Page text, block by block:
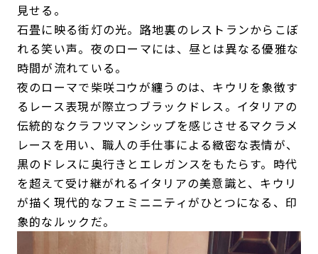
見せる。
石畳に映る街灯の光。路地裏のレストランからこぼ
れる笑い声。夜のローマには、昼とは異なる優雅な
時間が流れている。
夜のローマで柴咲コウが纏うのは、キウリを象徴す
るレース表現が際立つブラックドレス。イタリアの
伝統的なクラフツマンシップを感じさせるマクラメ
レースを用い、職人の手仕事による緻密な表情が、
黒のドレスに奥行きとエレガンスをもたらす。時代
を超えて受け継がれるイタリアの美意識と、キウリ
が描く現代的なフェミニニティがひとつになる、印
象的なルックだ。